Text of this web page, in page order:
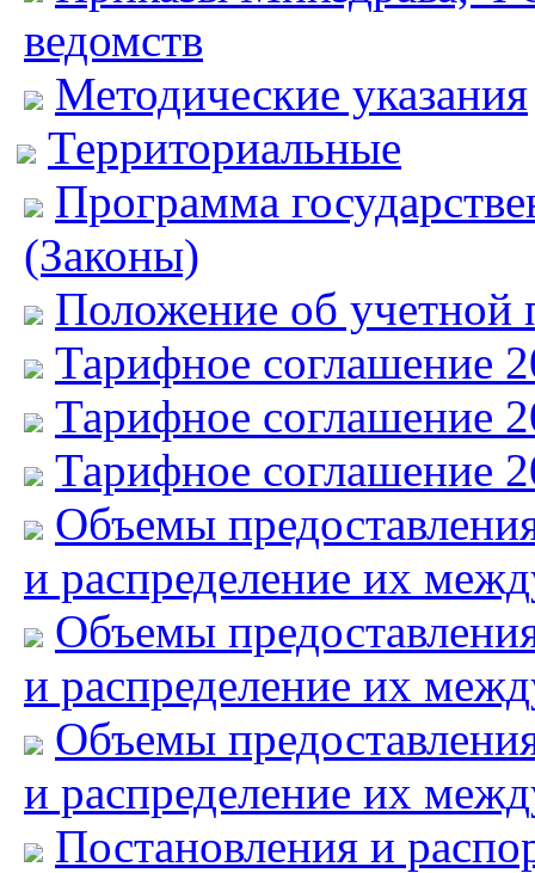
ведомств
Методические указания
Территориальные
Программа
(Законы)
Положение об
Тарифное соглашение
Тарифное соглашение
Тарифное соглашение
Объемы
и распределение их
Объемы
и распределение их
Объемы
и распределение их
Постановления и